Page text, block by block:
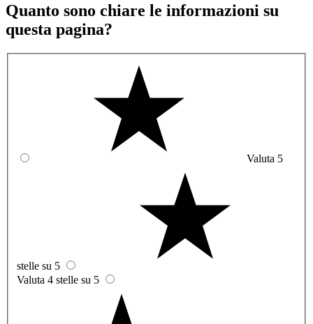
Quanto sono chiare le informazioni su
questa pagina?
Valuta 5
stelle su 5
Valuta 4 stelle su 5